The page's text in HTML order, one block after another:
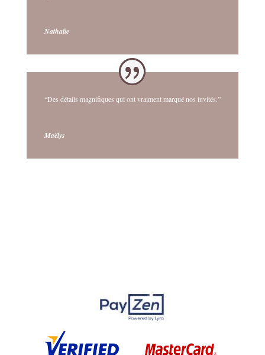
Nathalie
“Des détails magnifiques qui ont vraiment marqué nos invités.”
Maëlys